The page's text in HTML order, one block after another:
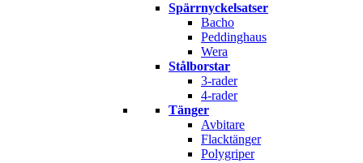
Spärrnyckelsatser
Bacho
Peddinghaus
Wera
Stålborstar
3-rader
4-rader
Tänger
Avbitare
Flacktänger
Polygriper